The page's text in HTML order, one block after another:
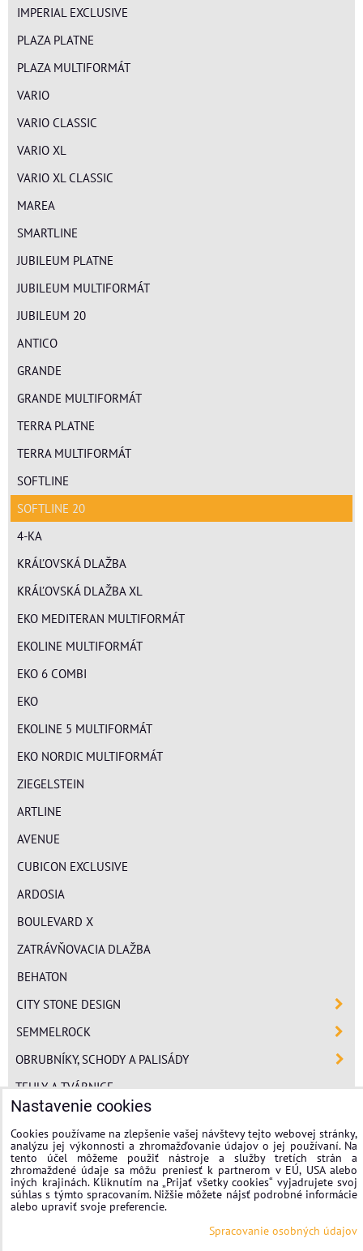
IMPERIAL EXCLUSIVE
PLAZA PLATNE
PLAZA MULTIFORMÁT
VARIO
VARIO CLASSIC
VARIO XL
VARIO XL CLASSIC
MAREA
SMARTLINE
JUBILEUM PLATNE
JUBILEUM MULTIFORMÁT
JUBILEUM 20
ANTICO
GRANDE
GRANDE MULTIFORMÁT
TERRA PLATNE
TERRA MULTIFORMÁT
SOFTLINE
SOFTLINE 20
4-KA
KRÁĽOVSKÁ DLAŽBA
KRÁĽOVSKÁ DLAŽBA XL
EKO MEDITERAN MULTIFORMÁT
EKOLINE MULTIFORMÁT
EKO 6 COMBI
EKO
EKOLINE 5 MULTIFORMÁT
EKO NORDIC MULTIFORMÁT
ZIEGELSTEIN
ARTLINE
AVENUE
CUBICON EXCLUSIVE
ARDOSIA
BOULEVARD X
ZATRÁVŇOVACIA DLAŽBA
BEHATON
CITY STONE DESIGN
SEMMELROCK
OBRUBNÍKY, SCHODY A PALISÁDY
TEHLY A TVÁRNICE
POLYSTYRÉN
MINERÁLNA VLNA
FASÁDNE OMIETKY
stavplotstavebniny
Nastavenie cookies
Cookies používame na zlepšenie vašej návštevy tejto webovej stránky,
analýzu jej výkonnosti a zhromažďovanie údajov o jej používaní. Na
tento účel môžeme použiť nástroje a služby tretích strán a
zhromaždené údaje sa môžu preniesť k partnerom v EÚ, USA alebo
iných krajinách. Kliknutím na „Prijať všetky cookies“ vyjadrujete svoj
súhlas s týmto spracovaním. Nižšie môžete nájsť podrobné informácie
alebo upraviť svoje preferencie.
Spracovanie osobných údajov